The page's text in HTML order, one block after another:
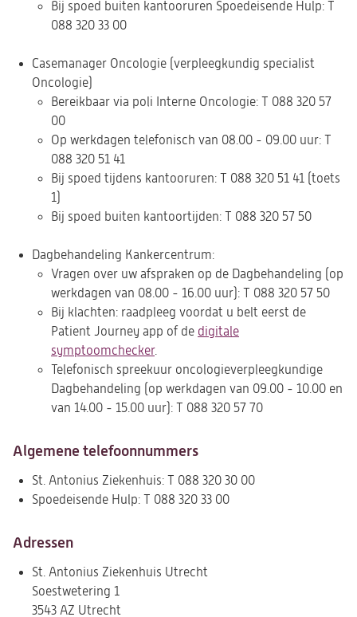
Bij spoed buiten kantooruren Spoedeisende Hulp: T
088 320 33 00
Casemanager Oncologie (verpleegkundig specialist
Oncologie)
Bereikbaar via poli Interne Oncologie: T 088 320 57
00
Op werkdagen telefonisch van 08.00 - 09.00 uur: T
088 320 51 41
Bij spoed tijdens kantooruren: T 088 320 51 41 (toets
1)
Bij spoed buiten kantoortijden: T 088 320 57 50
Dagbehandeling Kankercentrum:
Vragen over uw afspraken op de Dagbehandeling (op
werkdagen van 08.00 - 16.00 uur): T 088 320 57 50
Bij klachten: raadpleeg voordat u belt eerst de
Patient Journey app of de digitale
symptoomchecker.
Telefonisch spreekuur oncologieverpleegkundige
Dagbehandeling (op werkdagen van 09.00 - 10.00 en
van 14.00 - 15.00 uur): T 088 320 57 70
Algemene telefoonnummers
St. Antonius Ziekenhuis: T 088 320 30 00
Spoedeisende Hulp: T 088 320 33 00
Adressen
St. Antonius Ziekenhuis Utrecht
Soestwetering 1
3543 AZ Utrecht